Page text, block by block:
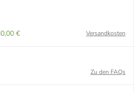
€
Versandkosten
Zu den FAQs